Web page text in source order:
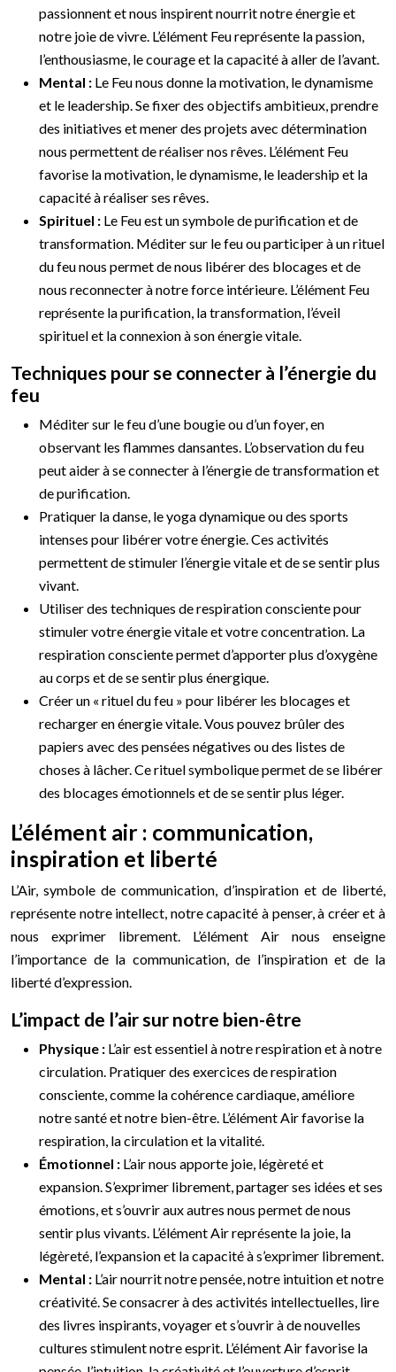
passionnent et nous inspirent nourrit notre énergie et
notre joie de vivre. L’élément Feu représente la passion,
l’enthousiasme, le courage et la capacité à aller de l’avant.
Mental : Le Feu nous donne la motivation, le dynamisme
et le leadership. Se fixer des objectifs ambitieux, prendre
des initiatives et mener des projets avec détermination
nous permettent de réaliser nos rêves. L’élément Feu
favorise la motivation, le dynamisme, le leadership et la
capacité à réaliser ses rêves.
Spirituel : Le Feu est un symbole de purification et de
transformation. Méditer sur le feu ou participer à un rituel
du feu nous permet de nous libérer des blocages et de
nous reconnecter à notre force intérieure. L’élément Feu
représente la purification, la transformation, l’éveil
spirituel et la connexion à son énergie vitale.
Techniques pour se connecter à l’énergie du
feu
Méditer sur le feu d’une bougie ou d’un foyer, en
observant les flammes dansantes. L’observation du feu
peut aider à se connecter à l’énergie de transformation et
de purification.
Pratiquer la danse, le yoga dynamique ou des sports
intenses pour libérer votre énergie. Ces activités
permettent de stimuler l’énergie vitale et de se sentir plus
vivant.
Utiliser des techniques de respiration consciente pour
stimuler votre énergie vitale et votre concentration. La
respiration consciente permet d’apporter plus d’oxygène
au corps et de se sentir plus énergique.
Créer un « rituel du feu » pour libérer les blocages et
recharger en énergie vitale. Vous pouvez brûler des
papiers avec des pensées négatives ou des listes de
choses à lâcher. Ce rituel symbolique permet de se libérer
des blocages émotionnels et de se sentir plus léger.
L’élément air : communication,
inspiration et liberté
L’Air, symbole de communication, d’inspiration et de liberté,
représente notre intellect, notre capacité à penser, à créer et à
nous exprimer librement. L’élément Air nous enseigne
l’importance de la communication, de l’inspiration et de la
liberté d’expression.
L’impact de l’air sur notre bien-être
Physique : L’air est essentiel à notre respiration et à notre
circulation. Pratiquer des exercices de respiration
consciente, comme la cohérence cardiaque, améliore
notre santé et notre bien-être. L’élément Air favorise la
respiration, la circulation et la vitalité.
Émotionnel : L’air nous apporte joie, légèreté et
expansion. S’exprimer librement, partager ses idées et ses
émotions, et s’ouvrir aux autres nous permet de nous
sentir plus vivants. L’élément Air représente la joie, la
légèreté, l’expansion et la capacité à s’exprimer librement.
Mental : L’air nourrit notre pensée, notre intuition et notre
créativité. Se consacrer à des activités intellectuelles, lire
des livres inspirants, voyager et s’ouvrir à de nouvelles
cultures stimulent notre esprit. L’élément Air favorise la